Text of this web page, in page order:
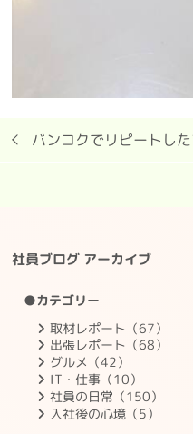
バンコクでリピートし
社員ブログ アーカイブ
●カテゴリー
取材レポート（67）
出張レポート（68）
グルメ（42）
IT・仕事（10）
社員の日常（150）
入社後の心境（5）